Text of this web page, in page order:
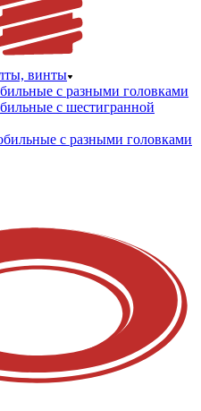
винты
с разными головками
с шестигранной
с разными головками